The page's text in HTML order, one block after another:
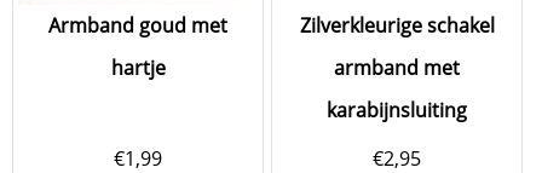
Armband goud met
hartje
€1,99
Zilverkleurige schakel
armband met
karabijnsluiting
€2,95